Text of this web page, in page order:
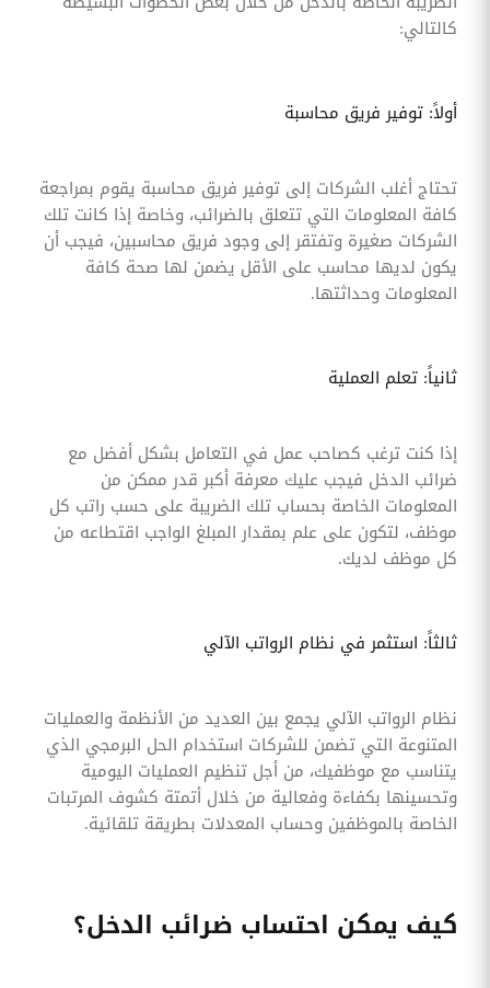
كالتالي:
أولاً: توفير فريق محاسبة
تحتاج أغلب الشركات إلى توفير فريق محاسبة يقوم بمراجعة
كافة المعلومات التي تتعلق بالضرائب، وخاصة إذا كانت تلك
الشركات صغيرة وتفتقر إلى وجود فريق محاسبين، فيجب أن
يكون لديها محاسب على الأقل يضمن لها صحة كافة
المعلومات وحداثتها.
ثانياً: تعلم العملية
إذا كنت ترغب كصاحب عمل في التعامل بشكل أفضل مع
ضرائب الدخل فيجب عليك معرفة أكبر قدر ممكن من
المعلومات الخاصة بحساب تلك الضريبة على حسب راتب كل
موظف، لتكون على علم بمقدار المبلغ الواجب اقتطاعه من
كل موظف لديك.
ثالثاً: استثمر في نظام الرواتب الآلي
نظام الرواتب الآلي يجمع بين العديد من الأنظمة والعمليات
المتنوعة التي تضمن للشركات استخدام الحل البرمجي الذي
يتناسب مع موظفيك، من أجل تنظيم العمليات اليومية
وتحسينها بكفاءة وفعالية من خلال أتمتة كشوف المرتبات
الخاصة بالموظفين وحساب المعدلات بطريقة تلقائية.
كيف يمكن احتساب ضرائب الدخل؟